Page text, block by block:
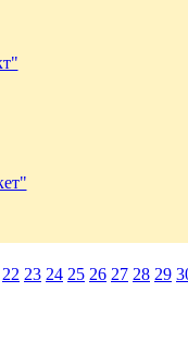
22 23 24 25 26 27 28 29